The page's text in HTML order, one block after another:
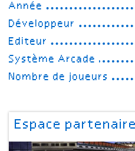
Année
Développeur
Editeur
Système Arcade
Nombre de joueurs
Espace